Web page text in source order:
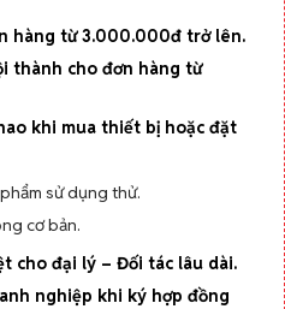
hàng từ 3.000.000đ trở lên.
thành cho đơn hàng từ
khi mua thiết bị hoặc đặt
sử dụng thử.
cơ bản.
cho đại lý – Đối tác lâu dài.
nghiệp khi ký hợp đồng